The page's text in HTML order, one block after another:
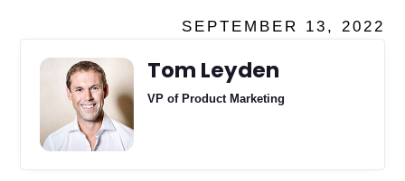
SEPTEMBER 13, 2022
Tom Leyden
VP of Product Marketing